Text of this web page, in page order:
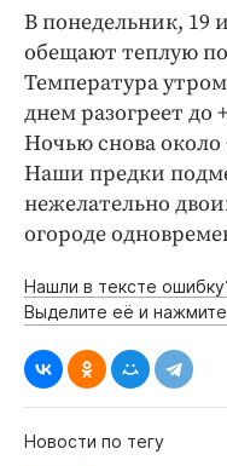
ПРОЕКТЫ
Блоги
Издания
Медиаперсона
Интересное
Клиника года
Бренд года
Работодатель
В понедельник, 19
обещают теплую
Температура утром
днем разогреет до
Ночью снова около
Наши предки
нежелательно
огороде
Нашли в тексте
Выделите её и
Новости по тегу